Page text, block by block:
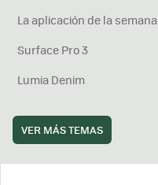
La aplicación de la semana
Surface Pro 3
Lumia Denim
VER MÁS TEMAS